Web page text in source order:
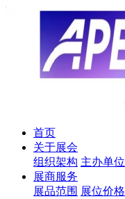
首页
关于展会
组织架构 主办单位
展商服务
展品范围 展位价格